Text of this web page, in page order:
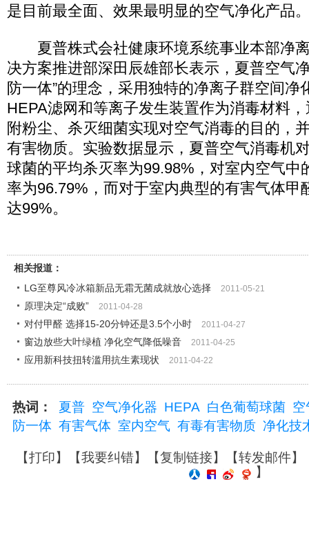
是目前最全面、效果最明显的空气净化产品
夏普株式会社健康环境系统事业本部净
决方案推进部深田辰雄部长表示，夏普空气
防一体”的理念，采用独特的净离子群空间净
HEPA滤网和等离子发生装置作为消毒材料
附粉尘、杀灭细菌实现对空气消毒的目的，
有害物质。实验数据显示，夏普空气消毒机
球菌的平均杀灭率为99.98%，对室内空气中
率为96.79%，而对于室内典型的有害气体甲
达99%。
相关报道：
LG至尊风冷冰箱新品无霜无菌成就放心选择
2011-05-21
原理决定“成败” 2011-04-28
对付甲醛 选择15-20分钟还是3.5个小时 2011-04-27
窗边放些大叶绿植 净化空气降低噪音 2011-04-25
应用新科技扭转滥用抗生素现状 2011-04-22
热词： 夏普 空气净化器 HEPA 白色葡萄球菌 空
防一体 有害气体 室内空气 有毒有害物质 净化技
【打印】【我要纠错】【复制链接】【转发邮件】
】